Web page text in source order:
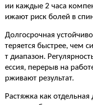
ии каждые 2 часа
ижают риск болей в
Долгосрочная
теряется быстрее, чем
т диапазон.
ессия, перерыв на
рживают результат.
Растяжка как